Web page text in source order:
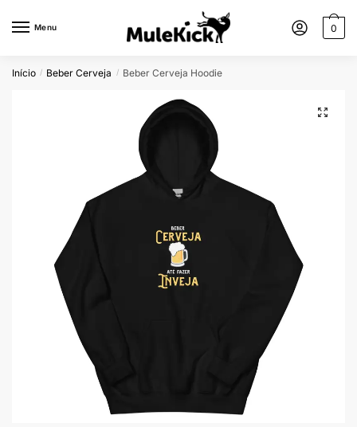
Menu 0
Início / Beber Cerveja / Beber Cerveja Hoodie
🔍